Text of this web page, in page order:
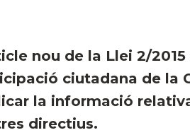
nou de la Llei 2/
ciutadana de la
la informació
directius.